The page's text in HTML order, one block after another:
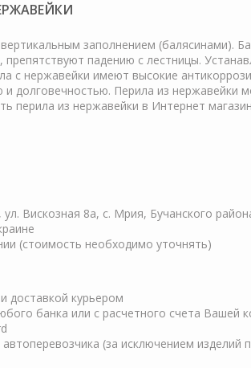
заполнением (балясинами).
падению с лестницы.
с нержавейки имеют высокие
Перила из нержавейки
перила из нержавейки в Интернет
Вискозная 8а, с. Мрия, Бучанского
(стоимость необходимо уточнять)
доставкой курьером
банка или с расчетного счета Вашей
(за исключением изделий